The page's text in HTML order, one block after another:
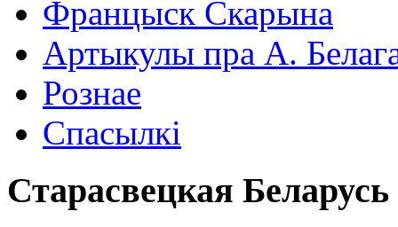
Францыск Скарына
Артыкулы пра А.
Рознае
Спасылкі
Старасвецкая Беларусь